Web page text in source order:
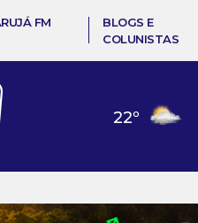
FM
BLOGS E
COLUNISTAS
22º